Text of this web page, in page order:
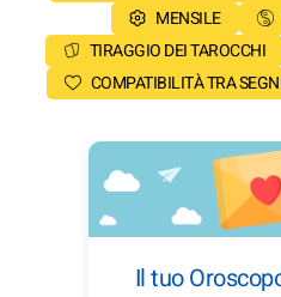
MENSILE
TIRAGGIO DEI TAROCCHI
COMPATIBILITÀ TRA
Il tuo